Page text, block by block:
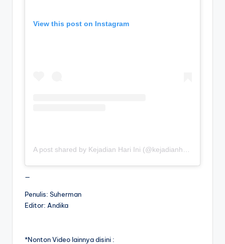
View this post on Instagram
—
Penulis: Suherman
Editor: Andika
*Nonton Video lainnya disini :